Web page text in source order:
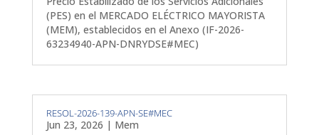
(PES) en el MERCADO ELÉCTRICO MAYORISTA
(MEM), establecidos en el Anexo (IF-2026-
63234940-APN-DNRYDSE#MEC)
RESOL-2026-139-APN-SE#MEC
Jun 23, 2026 | Mem